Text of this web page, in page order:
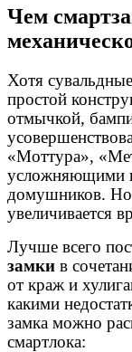
Чем
Хотя
простой
отмычкой,
«Моттура»,
усложняющими
домушников. Но
увеличивается
Лучше всего
замки в
от краж и
какими
замка можно
смартлока: